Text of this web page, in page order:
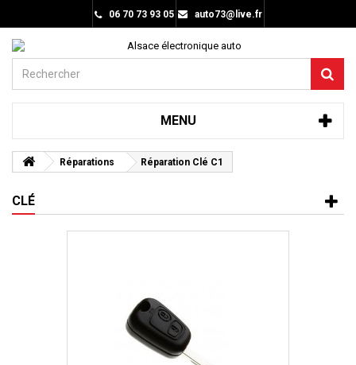
06 70 73 93 05 auto73@live.fr
MENU
Réparations Réparation Clé C1
CLÉ